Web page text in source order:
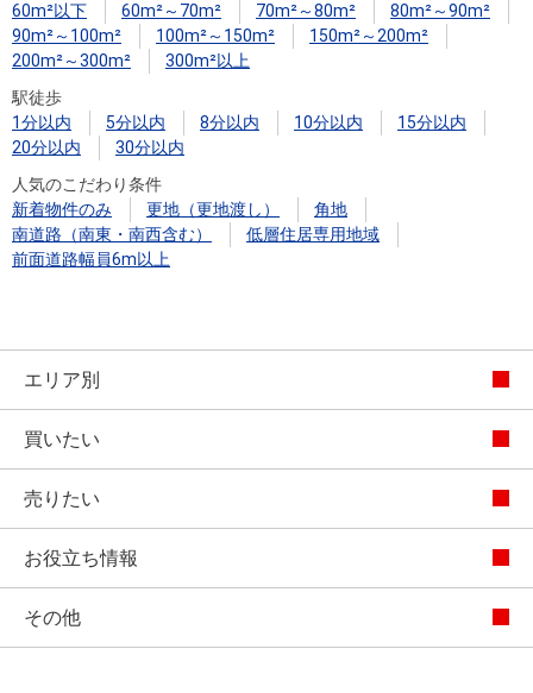
60m²以下
60m²～70m² 70m²～80m²
80m²～90m²
90m²～100m²
100m²～150m²
150m²～200m²
200m²～300m²
300m²以上
駅徒歩
1分以内
5分以内 8分以内 10分以内
15分以内
20分以内
30分以内
人気のこだわり条件
新着物件のみ
更地（更地渡し）
角地
南道路（南東・南西含む）
低層住居専用地域
前面道路幅員6m以上
エリア別
買いたい
売りたい
お役立ち情報
その他